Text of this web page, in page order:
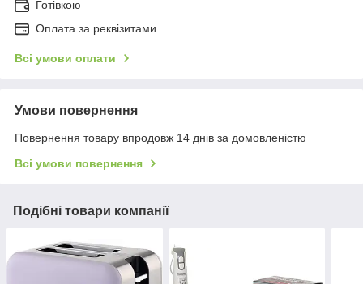
Готівкою
Оплата за реквізитами
Всі умови оплати
Умови повернення
Повернення товару впродовж 14 днів за домовленістю
Всі умови повернення
Подібні товари компанії